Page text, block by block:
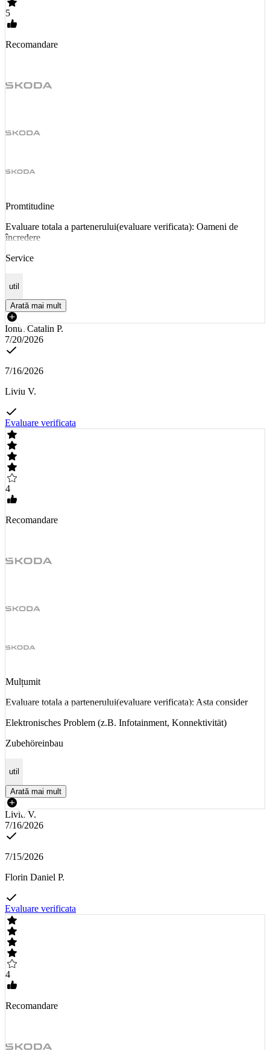
5
Recomandare
Promtitudine
Evaluare totala a partenerului(evaluare verificata): Oameni de
încredere
Service
util
Arată mai mult
Ionut Catalin P.
7/20/2026
7/16/2026
Liviu V.
Evaluare verificata
4
Recomandare
Mulțumit
Evaluare totala a partenerului(evaluare verificata): Asta consider
Elektronisches Problem (z.B. Infotainment, Konnektivität)
Zubehöreinbau
util
Arată mai mult
Liviu V.
7/16/2026
7/15/2026
Florin Daniel P.
Evaluare verificata
4
Recomandare